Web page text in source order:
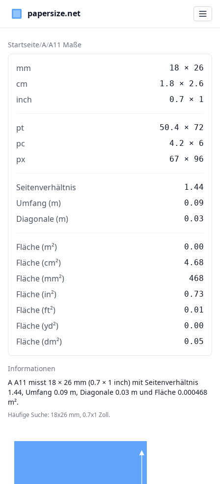
Paper Sizes
Startseite/A/A11 Maße
mm 18 × 26
cm 1.8 × 2.6
inch 0.7 × 1
pt 50.4 × 72
pc 4.2 × 6
px 67 × 96
Seitenverhältnis 1.44
Umfang (m) 0.09
Diagonale (m) 0.03
Fläche (m²) 0.00
Fläche (cm²) 4.68
Fläche (mm²) 468
Fläche (in²) 0.73
Fläche (ft²) 0.01
Fläche (yd²) 0.00
Fläche (dm²) 0.05
Informationen
A A11 misst 18 × 26 mm (0.7 × 1 inch) mit Seitenverhältnis
1.44, Umfang 0.09 m, Diagonale 0.03 m und Fläche 0.000468
m².
Häufige Suche: 18x26 mm, 0.7x1 Zoll.